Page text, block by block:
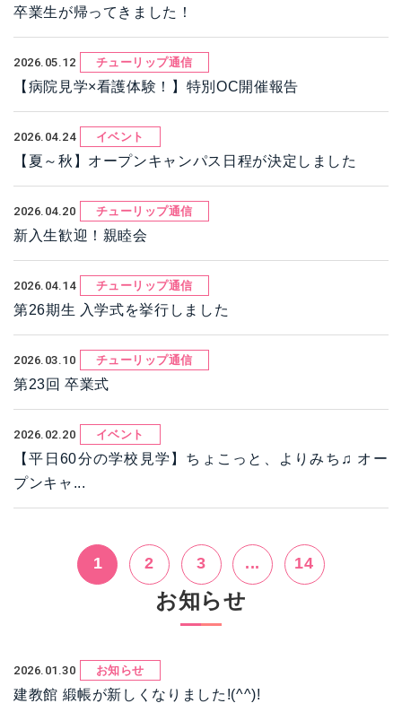
卒業生が帰ってきました！
2026.05.12 チューリップ通信
【病院見学×看護体験！】特別OC開催報告
2026.04.24 イベント
【夏～秋】オープンキャンパス日程が決定しました
2026.04.20 チューリップ通信
新入生歓迎！親睦会
2026.04.14 チューリップ通信
第26期生 入学式を挙行しました
2026.03.10 チューリップ通信
第23回 卒業式
2026.02.20 イベント
【平日60分の学校見学】ちょこっと、よりみち♫ オー
プンキャ...
1 2 3 ... 14
お知らせ
2026.01.30 お知らせ
建教館 緞帳が新しくなりました!(^^)!